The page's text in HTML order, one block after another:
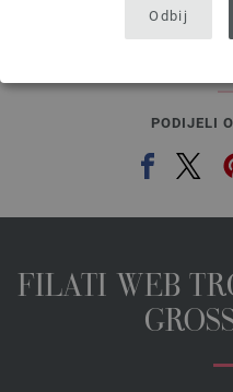
Odbij
PODIJELI
FILATI WEB